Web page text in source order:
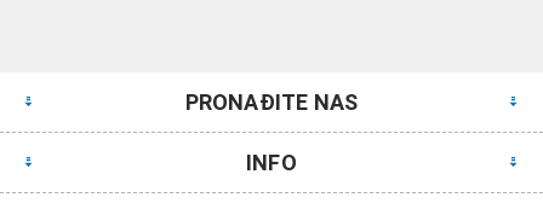
PRONAĐITE NAS
INFO